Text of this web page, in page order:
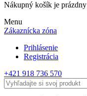
Nákupný košík je prázdny
Menu
Zákaznícka zóna
Prihlásenie
Registrácia
+421 918 736 570